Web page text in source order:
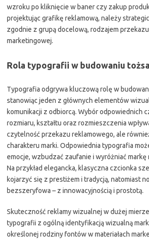
wzroku po kliknięcie w baner czy zakup
projektując grafikę reklamową, należy
zgodnie z grupą docelową, rodzajem
marketingowej.
Rola typografii w budowaniu
Typografia odgrywa kluczową rolę w
stanowiąc jeden z głównych elementów
komunikacji z odbiorcą. Wybór odpowiednich
rozmiaru, kształtu oraz rozmieszczenia
czytelność przekazu reklamowego, ale
charakteru marki. Odpowiednia typografia
emocje, wzbudzać zaufanie i wyróżniać markę
Na przykład elegancka, klasyczna czcionka
kojarzyć się z prestiżem i tradycją, natomiast
bezszeryfowa – z innowacyjnością i prostotą.
Skuteczność reklamy wizualnej w dużej
typografii z ogólną identyfikacją wizualną
określonej rodziny fontów w materiałach